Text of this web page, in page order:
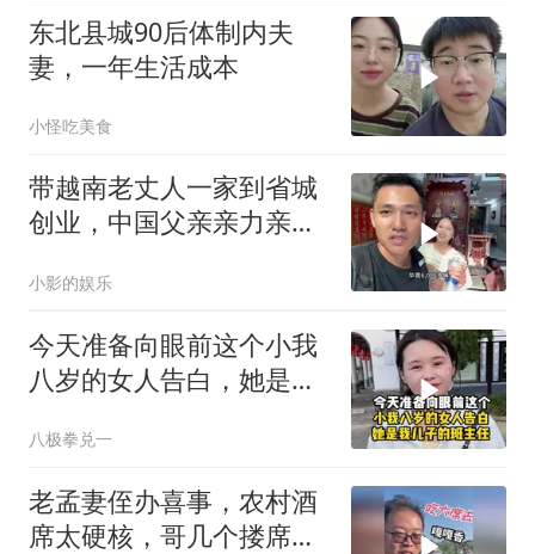
东北县城90后体制内夫
妻，一年生活成本
小怪吃美食
带越南老丈人一家到省城
创业，中国父亲亲力亲
小影的娱乐
今天准备向眼前这个小我
八岁的女人告白，她是我
八极拳兑一
老孟妻侄办喜事，农村酒
席太硬核，哥几个搂席嘎